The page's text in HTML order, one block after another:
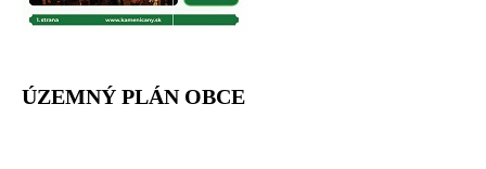
ÚZEMNÝ PLÁN OBCE